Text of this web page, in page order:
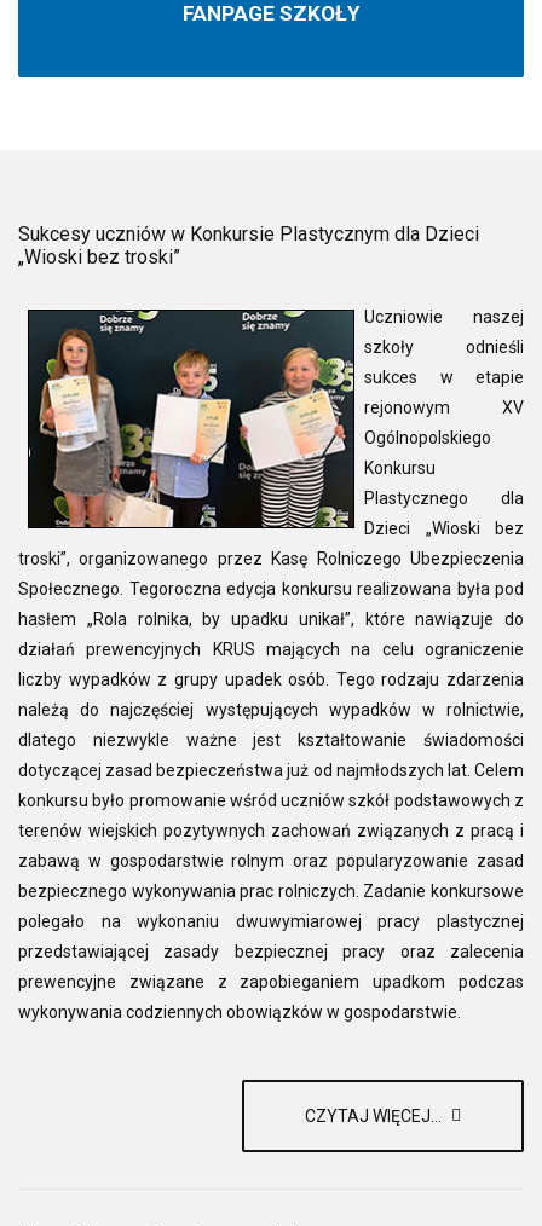
FANPAGE SZKOŁY
Sukcesy uczniów w Konkursie Plastycznym dla Dzieci
„Wioski bez troski”
Uczniowie naszej
szkoły odnieśli
sukces w etapie
rejonowym XV
Ogólnopolskiego
Konkursu
Plastycznego dla
Dzieci „Wioski bez
troski”, organizowanego przez Kasę Rolniczego Ubezpieczenia
Społecznego. Tegoroczna edycja konkursu realizowana była pod
hasłem „Rola rolnika, by upadku unikał”, które nawiązuje do
działań prewencyjnych KRUS mających na celu ograniczenie
liczby wypadków z grupy upadek osób. Tego rodzaju zdarzenia
należą do najczęściej występujących wypadków w rolnictwie,
dlatego niezwykle ważne jest kształtowanie świadomości
dotyczącej zasad bezpieczeństwa już od najmłodszych lat. Celem
konkursu było promowanie wśród uczniów szkół podstawowych z
terenów wiejskich pozytywnych zachowań związanych z pracą i
zabawą w gospodarstwie rolnym oraz popularyzowanie zasad
bezpiecznego wykonywania prac rolniczych. Zadanie konkursowe
polegało na wykonaniu dwuwymiarowej pracy plastycznej
przedstawiającej zasady bezpiecznej pracy oraz zalecenia
prewencyjne związane z zapobieganiem upadkom podczas
wykonywania codziennych obowiązków w gospodarstwie.
CZYTAJ WIĘCEJ...